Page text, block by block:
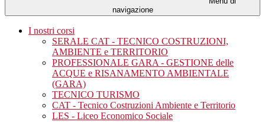
navigazione
I nostri corsi
SERALE CAT - TECNICO COSTRUZIONI,
AMBIENTE e TERRITORIO
PROFESSIONALE GARA - GESTIONE delle
ACQUE e RISANAMENTO AMBIENTALE
(GARA)
TECNICO TURISMO
CAT - Tecnico Costruzioni Ambiente e Territorio
LES - Liceo Economico Sociale